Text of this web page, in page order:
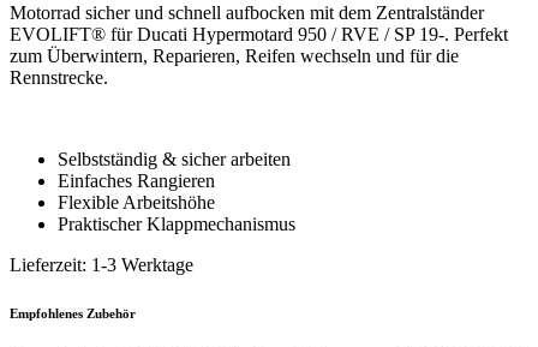
Motorrad sicher und schnell aufbocken mit dem Zentralständer
EVOLIFT® für Ducati Hypermotard 950 / RVE / SP 19-. Perfekt
zum Überwintern, Reparieren, Reifen wechseln und für die
Rennstrecke.
Selbstständig & sicher arbeiten
Einfaches Rangieren
Flexible Arbeitshöhe
Praktischer Klappmechanismus
Lieferzeit: 1-3 Werktage
Empfohlenes Zubehör